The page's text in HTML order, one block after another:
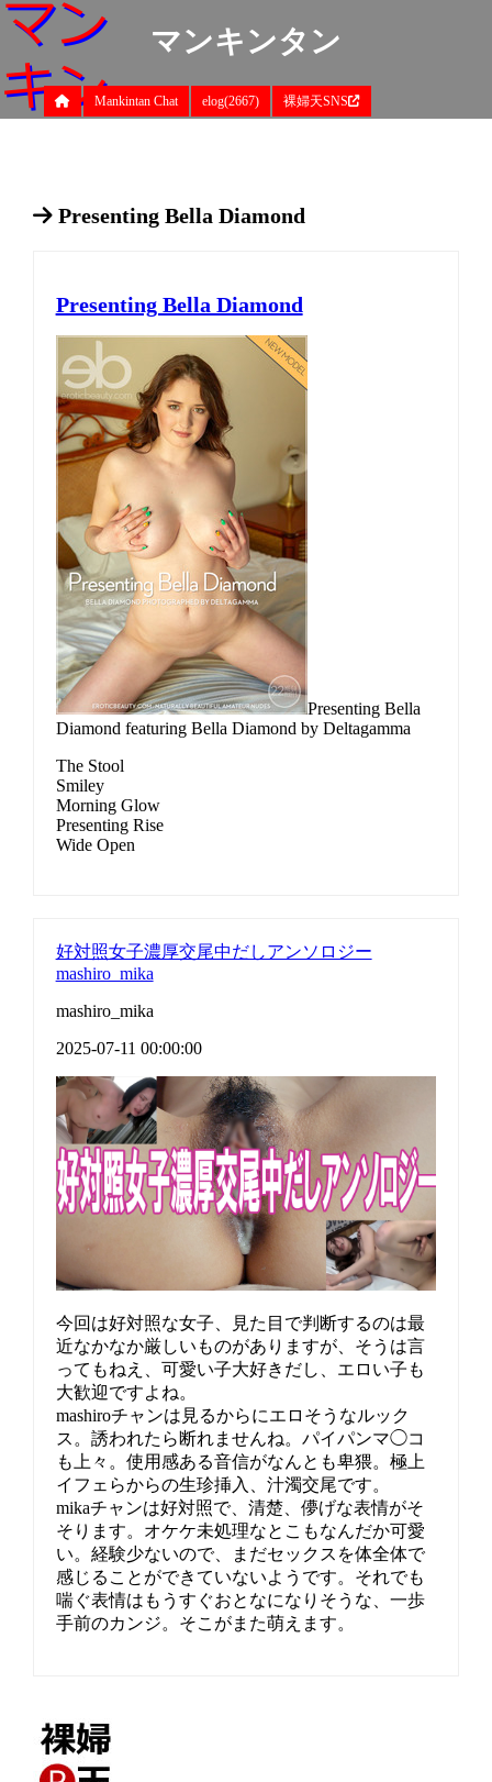
マンキンタン
Mankintan Chat elog(2667) 裸婦天SNS
Presenting Bella Diamond
Presenting Bella Diamond
Presenting Bella
Diamond featuring Bella Diamond by Deltagamma
The Stool
Smiley
Morning Glow
Presenting Rise
Wide Open
好対照女子濃厚交尾中だしアンソロジー
mashiro_mika
mashiro_mika
2025-07-11 00:00:00
今回は好対照な女子、見た目で判断するのは最
近なかなか厳しいものがありますが、そうは言
ってもねえ、可愛い子大好きだし、エロい子も
大歓迎ですよね。
mashiroチャンは見るからにエロそうなルック
ス。誘われたら断れませんね。パイパンマ◯コ
も上々。使用感ある音信がなんとも卑猥。極上
イフェらからの生珍挿入、汁濁交尾です。
mikaチャンは好対照で、清楚、儚げな表情がそ
そります。オケケ未処理なとこもなんだか可愛
い。経験少ないので、まだセックスを体全体で
感じることができていないようです。それでも
喘ぐ表情はもうすぐおとなになりそうな、一歩
手前のカンジ。そこがまた萌えます。